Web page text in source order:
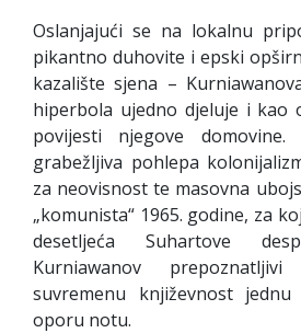
Oslanjajući se na lokalnu
pikantno duhovite i epski
kazalište sjena –
hiperbola ujedno djeluje i kao
povijesti njegove
grabežljiva pohlepa
za neovisnost te masovna
„komunista“ 1965. godine, za
desetljeća Suhartove
Kurniawanov
suvremenu književnost
oporu notu.